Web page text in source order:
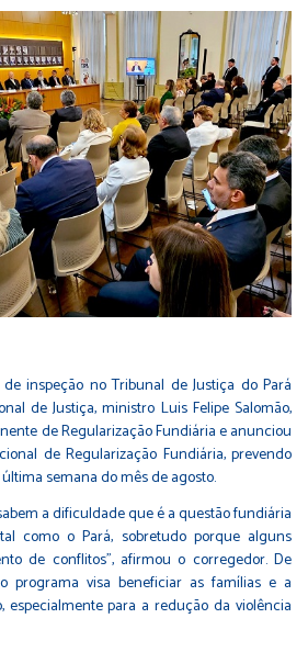
inspeção no Tribunal de Justiça do Pará
de Justiça, ministro Luis Felipe Salomão,
de Regularização Fundiária e anunciou
de Regularização Fundiária, prevendo
semana do mês de agosto.
a dificuldade que é a questão fundiária
como o Pará, sobretudo porque alguns
de conflitos”, afirmou o corregedor. De
programa visa beneficiar as famílias e a
especialmente para a redução da violência